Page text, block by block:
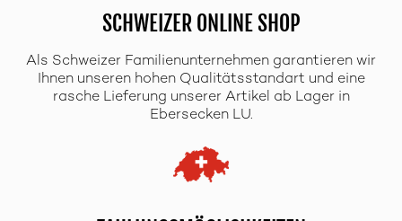
SCHWEIZER ONLINE SHOP
Als Schweizer Familienunternehmen garantieren wir
Ihnen unseren hohen Qualitätsstandart und eine
rasche Lieferung unserer Artikel ab Lager in
Ebersecken LU.